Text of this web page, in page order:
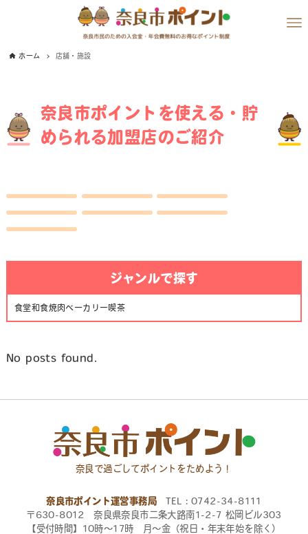
ホーム 店舗・施設
奈良市ポイントを使える・貯
められる加盟店のご紹介
ジャンルで探す
食堂和食焼肉ベーカリー喫茶
No posts found.
奈良で過ごしてポイントをためよう！
奈良市ポイント運営事務局 TEL：0742-34-8111
〒630-8012 奈良県奈良市二条大路南1-2-7 松岡ビル303
【受付時間】10時〜17時 月〜金（祝日・年末年始を除く）